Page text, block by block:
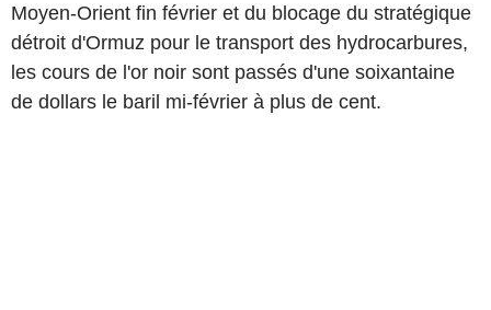
Moyen-Orient fin février et du blocage du stratégique
détroit d'Ormuz pour le transport des hydrocarbures,
les cours de l'or noir sont passés d'une soixantaine
de dollars le baril mi-février à plus de cent.